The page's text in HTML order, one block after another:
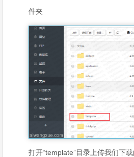
件夹
打开“template”目录上传我们下